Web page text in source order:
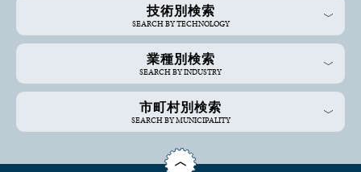
技術別検索
SEARCH BY TECHNOLOGY
業種別検索
SEARCH BY INDUSTRY
市町村別検索
SEARCH BY MUNICIPALITY